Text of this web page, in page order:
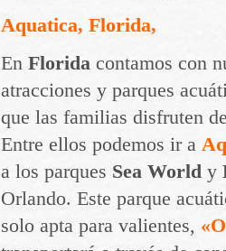
Aquatica, Florida,
En Florida contamos con
atracciones y parques
que las familias disfruten
Entre ellos podemos ir a
a los parques Sea World y
Orlando. Este parque
solo apta para valientes,